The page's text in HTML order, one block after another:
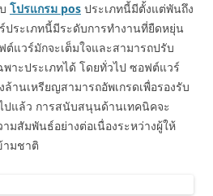
โปรแกรม pos ประเภทนี้มีตั้งแต่พันถึง
ระเภทนี้มีระดับการทำงานที่ยืดหยุ่น
ต์แวร์มักจะเต็มใจและสามารถปรับ
าะประเภทได้ โดยทั่วไป ซอฟต์แวร์
านเหรียญสามารถอัพเกรดเพื่อรองรับ
แล้ว การสนับสนุนด้านเทคนิคจะ
มสัมพันธ์อย่างต่อเนื่องระหว่างผู้ให้
มชาติ